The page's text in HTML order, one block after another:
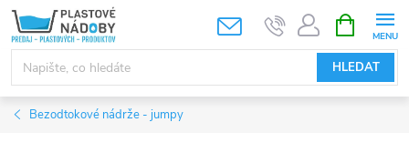
Přejít
na
obsah
HLEDAT
NÁKUPNÍ
KOŠÍK
Bezodtokové nádrže - jumpy